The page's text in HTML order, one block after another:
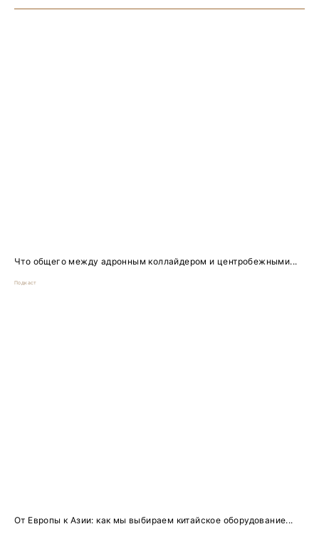
Что общего между адронным коллайдером и центробежными...
Подкаст
От Европы к Азии: как мы выбираем китайское оборудование...